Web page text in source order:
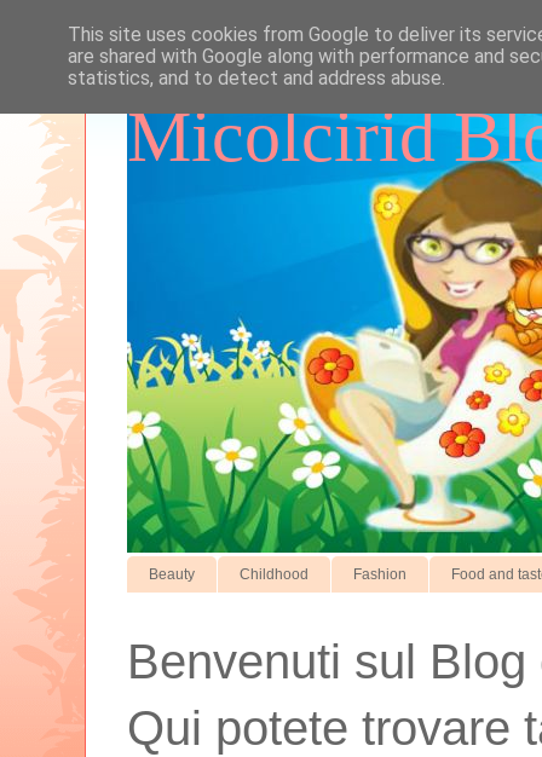
Micolcirid
Beauty Childhood Fashion Food and
Benvenuti sul
Qui potete trovare
This site uses cookies from Google to deliver its
are shared with Google along with performance and
statistics, and to detect and address abuse.